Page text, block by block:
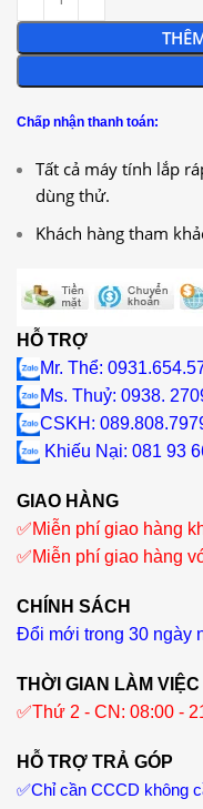
Chấp nhận thanh toán:
Tất cả máy tính lắp
dùng thử.
Khách hàng tham
HỖ TRỢ
Mr. Thể:
Ms. Thuỷ: 0938.
CSKH:
Khiếu Nại: 081 93
GIAO HÀNG
✅Miễn phí giao hàng
✅Miễn phí giao hàng
CHÍNH SÁCH
Đổi mới trong 30 ngày
THỜI GIAN LÀM VIỆC
✅Thứ 2 - CN: 08:00 -
HỖ TRỢ TRẢ GÓP
✅Chỉ cần CCCD không